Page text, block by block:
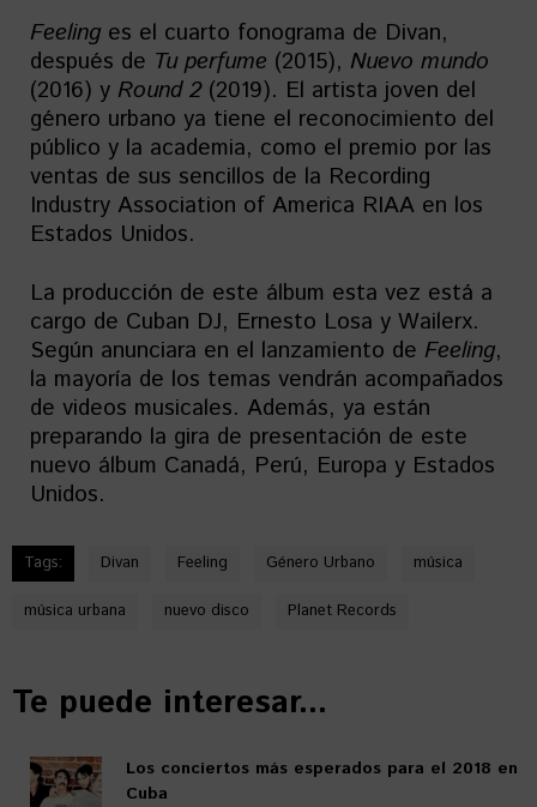
Feeling es el cuarto fonograma de Divan,
después de Tu perfume (2015), Nuevo mundo
(2016) y Round 2(2019). El artista joven del
género urbano ya tiene el reconocimiento del
público y la academia, como el premio por las
ventas de sus sencillos de la Recording
Industry Association of America RIAA en los
Estados Unidos.
La producción de este álbum esta vez está a
cargo de Cuban DJ, Ernesto Losa y Wailerx.
Según anunciara en el lanzamiento de Feeling,
la mayoría de los temas vendrán acompañados
de videos musicales. Además, ya están
preparando la gira de presentación de este
nuevo álbum Canadá, Perú, Europa y Estados
Unidos.
Tags: Divan Feeling Género Urbano música
música urbana nuevo disco Planet Records
Te puede interesar...
Los conciertos más esperados para el 2018 en
Cuba